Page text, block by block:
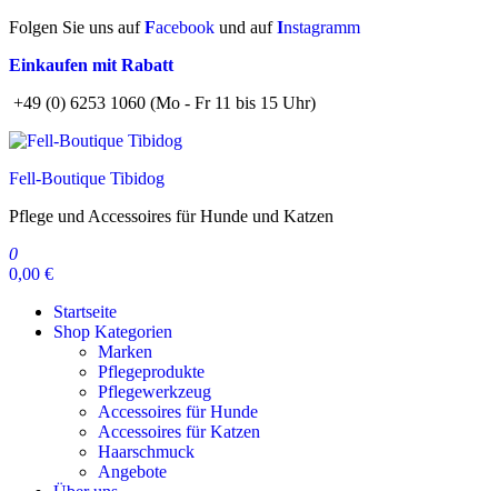
Zum
springen
Folgen Sie uns aufFacebook und aufInstagramm
Einkaufen mit Rabatt
+49 (0) 6253 1060 (Mo - Fr 11 bis 15 Uhr)
Fell-Boutique Tibidog
Pflege und Accessoires für Hunde und Katzen
0
0,00 €
Startseite
Shop Kategorien
Marken
Pflegeprodukte
Pflegewerkzeug
Accessoires für Hunde
Accessoires für Katzen
Haarschmuck
Angebote